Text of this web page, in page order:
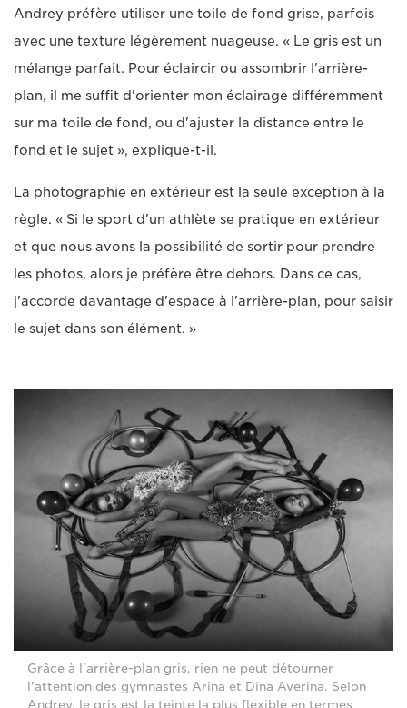
Andrey préfère utiliser une toile de fond grise, parfois
avec une texture légèrement nuageuse. « Le gris est un
mélange parfait. Pour éclaircir ou assombrir l'arrière-
plan, il me suffit d'orienter mon éclairage différemment
sur ma toile de fond, ou d'ajuster la distance entre le
fond et le sujet », explique-t-il.
La photographie en extérieur est la seule exception à la
règle. « Si le sport d'un athlète se pratique en extérieur
et que nous avons la possibilité de sortir pour prendre
les photos, alors je préfère être dehors. Dans ce cas,
j'accorde davantage d'espace à l'arrière-plan, pour saisir
le sujet dans son élément. »
Grâce à l'arrière-plan gris, rien ne peut détourner
l'attention des gymnastes Arina et Dina Averina. Selon
Andrey, le gris est la teinte la plus flexible en termes